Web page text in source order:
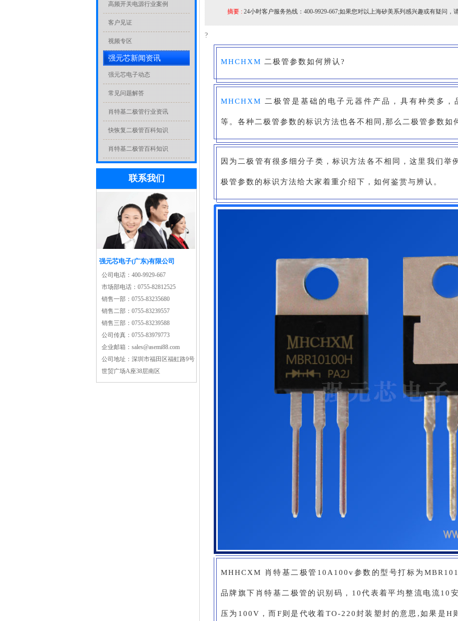
摘要 : 24小时客户服务热线：400-9929-667;如果您对以上海矽美系列感兴趣或有疑问，
?
MHCHXM 二极管参数如何辨认?
MHCHXM 二极管是基础的电子元器件产品，具有种类多，
等。各种二极管参数的标识方法也各不相同,那么二极管参数如
因为二极管有很多细分子类，标识方法各不相同，这里我们举
极管参数的标识方法给大家着重介绍下，如何鉴赏与辨认。
MHHCXM 肖特基二极管10A100v参数的型号打标为
品牌旗下肖特基二极管的识别码，10代表着平均整流电流10
压为100V，而F则是代收着TO-220封装塑封的意思,如果是H
高频开关电源行业案例
客户见证
视频专区
强元芯新闻资讯
强元芯电子动态
常见问题解答
肖特基二极管行业资讯
快恢复二极管百科知识
肖特基二极管百科知识
联系我们
强元芯电子(广东)有限公司
公司电话： 400-9929-667
市场部电话： 0755-82812525
销售一部： 0755-83235680
销售二部： 0755-83239557
销售三部： 0755-83239588
公司传真： 0755-83979773
企业邮箱： sales@asemi88.com
公司地址： 深圳市福田区福虹路9号
世贸广场A座38层南区